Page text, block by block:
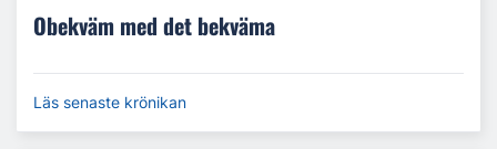
Obekväm med det bekväma
Läs senaste krönikan